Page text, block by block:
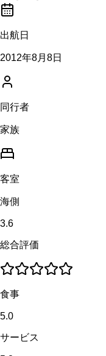
出航日
2012年8月8日
同行者
家族
客室
海側
3.6
総合評価
食事
5.0
サービス